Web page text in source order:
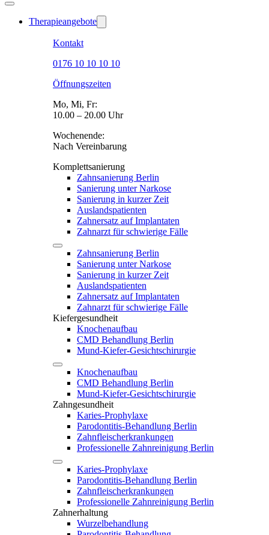
Therapieangebote
Kontakt
0176 10 10 10 10
Öffnungszeiten
Mo, Mi, Fr:
10.00 – 20.00 Uhr
Wochenende:
Nach Vereinbarung
Komplettsanierung
Zahnsanierung Berlin
Sanierung unter Narkose
Sanierung in kurzer Zeit
Auslandspatienten
Zahnersatz auf Implantaten
Zahnarzt für schwierige Fälle
Zahnsanierung Berlin
Sanierung unter Narkose
Sanierung in kurzer Zeit
Auslandspatienten
Zahnersatz auf Implantaten
Zahnarzt für schwierige Fälle
Kiefergesundheit
Knochenaufbau
CMD Behandlung Berlin
Mund-Kiefer-Gesichtschirurgie
Knochenaufbau
CMD Behandlung Berlin
Mund-Kiefer-Gesichtschirurgie
Zahngesundheit
Karies-Prophylaxe
Parodontitis-Behandlung Berlin
Zahnfleischerkrankungen
Professionelle Zahnreinigung Berlin
Karies-Prophylaxe
Parodontitis-Behandlung Berlin
Zahnfleischerkrankungen
Professionelle Zahnreinigung Berlin
Zahnerhaltung
Wurzelbehandlung